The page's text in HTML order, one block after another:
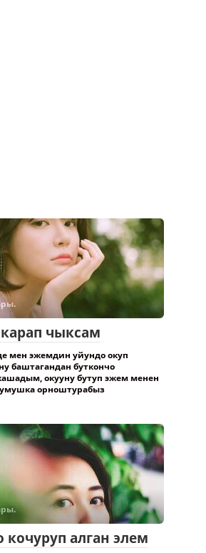
чыксам
мен эжемдин уйундо окуп
баштагандан буткончо
окууну бутуп эжем менен
орноштурабыз
кочуруп алган элем